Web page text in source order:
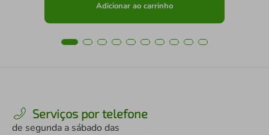
Adicionar ao carrinho
Serviços por telefone
de segunda a sábado das